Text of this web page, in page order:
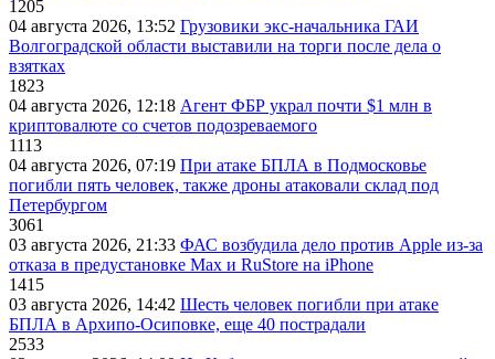
1205
04 августа 2026, 13:52 Грузовики экс-начальника ГАИ
Волгоградской области выставили на торги после дела о
взятках
1823
04 августа 2026, 12:18 Агент ФБР украл почти $1 млн в
криптовалюте со счетов подозреваемого
1113
04 августа 2026, 07:19 При атаке БПЛА в Подмосковье
погибли пять человек, также дроны атаковали склад под
Петербургом
3061
03 августа 2026, 21:33 ФАС возбудила дело против Apple из-за
отказа в предустановке Max и RuStore на iPhone
1415
03 августа 2026, 14:42 Шесть человек погибли при атаке
БПЛА в Архипо-Осиповке, еще 40 пострадали
2533